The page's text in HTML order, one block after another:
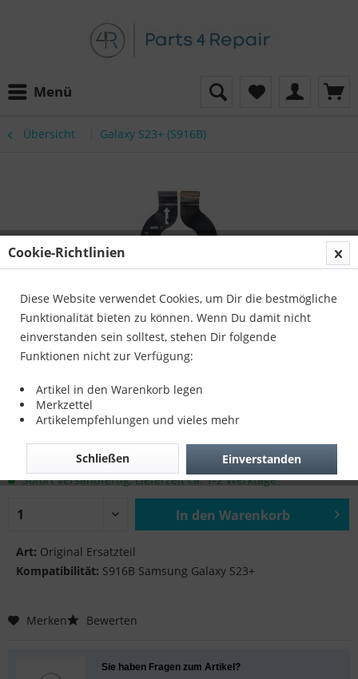
Menü
Übersicht Galaxy S23+ (S916B)
17,90 € *
zzgl. Versandkosten
Sofort versandfertig, Lieferzeit ca. 1-2 Werktage
In den Warenkorb
Art: Original Ersatzteil
Kompatibilität: S916B Samsung Galaxy S23+
Merken Bewerten
Sie haben Fragen zum Artikel?
Cookie-Richtlinien
Diese Website verwendet Cookies, um Dir die bestmögliche
Funktionalität bieten zu können. Wenn Du damit nicht
einverstanden sein solltest, stehen Dir folgende
Funktionen nicht zur Verfügung:
Artikel in den Warenkorb legen
Merkzettel
Artikelempfehlungen und vieles mehr
Einverstanden
Schließen